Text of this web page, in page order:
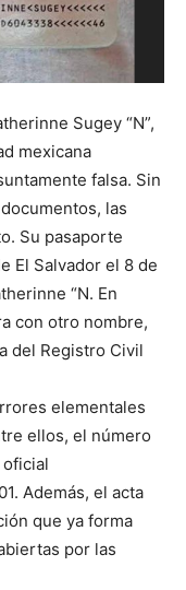
Sugey “N”,
mexicana
falsa. Sin
las
Su pasaporte
El Salvador el 8 de
“N. En
con otro nombre,
del Registro Civil
elementales
ellos, el número
oficial
Además, el acta
que ya forma
por las